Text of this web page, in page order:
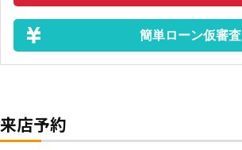
簡単ローン仮審査
来店予約